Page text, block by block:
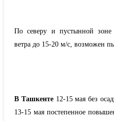
По северу и пустынной
ветра до 15-20 м/с, возможен
В Ташкенте12-15 мая без
13-15 мая постепенное